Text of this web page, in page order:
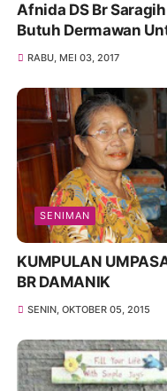
Afnida DS Br
Butuh Dermawan
RABU, MEI 03, 2017
SENIMAN
KUMPULAN
BR DAMANIK
SENIN, OKTOBER 05, 2015